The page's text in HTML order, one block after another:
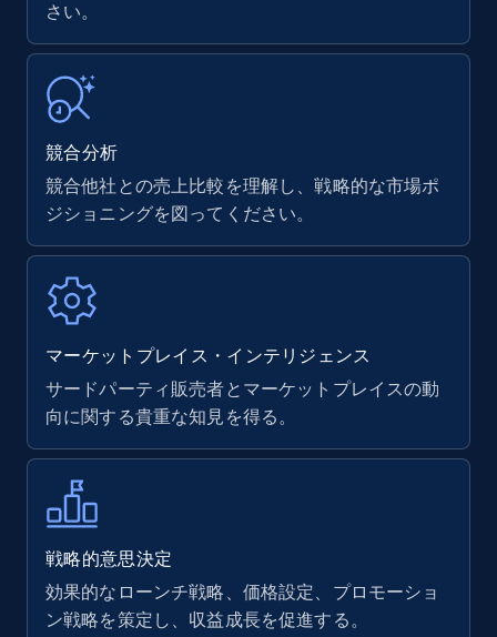
さい。
競合分析
競合他社との売上比較を理解し、戦略的な市場ポ
ジショニングを図ってください。
マーケットプレイス・インテリジェンス
サードパーティ販売者とマーケットプレイスの動
向に関する貴重な知見を得る。
戦略的意思決定
効果的なローンチ戦略、価格設定、プロモーショ
ン戦略を策定し、収益成長を促進する。